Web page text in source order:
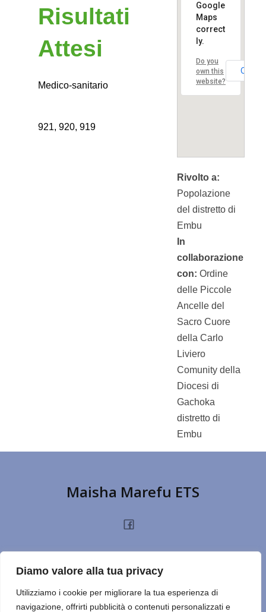
Diamo valore alla tua privacy
Utilizziamo i cookie per migliorare la tua esperienza di
navigazione, offrirti pubblicità o contenuti personalizzati e
Risultati
Attesi
Medico-sanitario
921, 920, 919
Google
Maps
correct
ly.
Do you
own this
website?
OK
Rivolto a:
Popolazione
del distretto di
Embu
In
collaborazione
con: Ordine
delle Piccole
Ancelle del
Sacro Cuore
della Carlo
Liviero
Comunity della
Diocesi di
Gachoka
distretto di
Embu
Maisha Marefu ETS
HOMECHI SIAMOPROGETTINOTIZIEPRIVACY POLICY
TERMINI D’USOCONTATTIREPORT CERCA SUL SITONOTE